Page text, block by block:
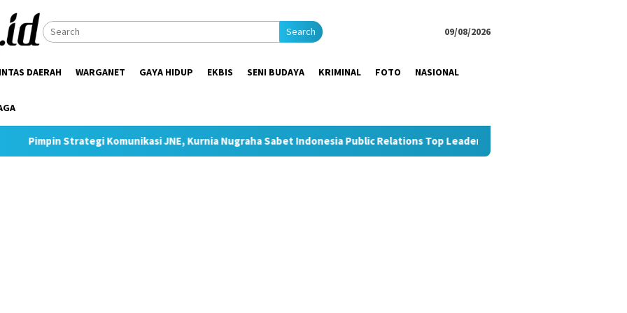
Search 09/08/2026
DAERAH WARGANET GAYA HIDUP EKBIS SENI BUDAYA KRIMINAL FOTO NASIONAL
Komunikasi JNE, Kurnia Nugraha Sabet Indonesia Public Relations Top Leader 2026 Dukung UMKM Hemat Biaya